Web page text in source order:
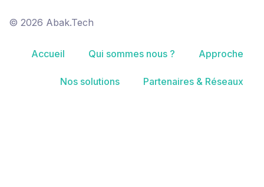
© 2026 Abak.Tech
Accueil Qui sommes nous ? Approche
Nos solutions Partenaires & Réseaux